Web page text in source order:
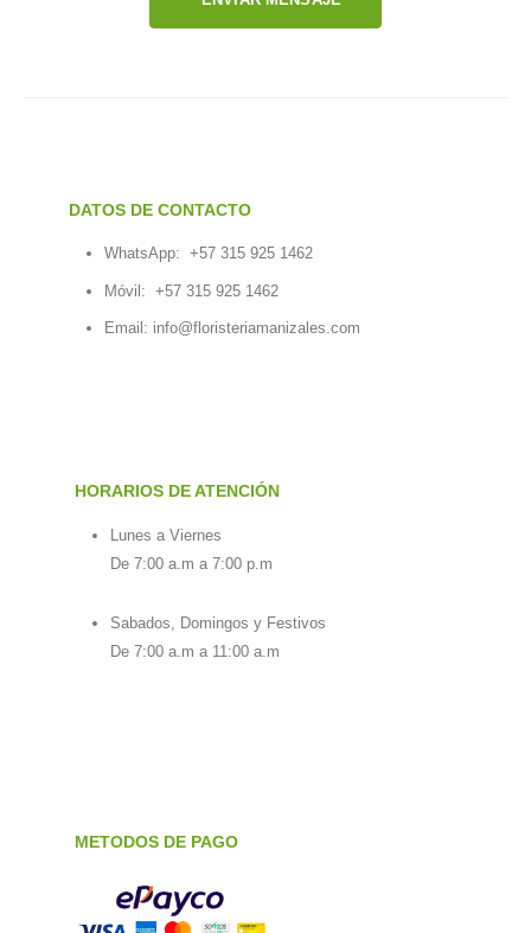
DATOS DE CONTACTO
WhatsApp: +57 315 925 1462
Móvil: +57 315 925 1462
Email: info@floristeriamanizales.com
HORARIOS DE ATENCIÓN
Lunes a Viernes
De 7:00 a.m a 7:00 p.m
Sabados, Domingos y Festivos
De 7:00 a.m a 11:00 a.m
METODOS DE PAGO